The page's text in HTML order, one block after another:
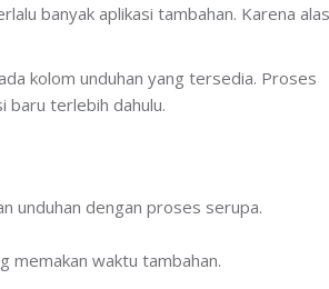
banyak aplikasi tambahan. Karena
kolom unduhan yang tersedia. Proses
baru terlebih dahulu.
unduhan dengan proses serupa.
memakan waktu tambahan.